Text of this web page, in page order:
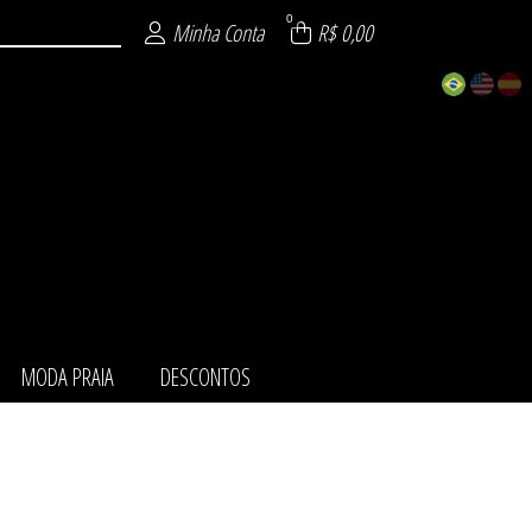
Minha Conta 0 R$ 0,00
MODA PRAIA DESCONTOS